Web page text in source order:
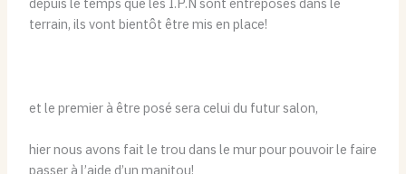
terrain, ils vont bientôt être mis en place!
et le premier à être posé sera celui du futur salon,
hier nous avons fait le trou dans le mur pour pouvoir le faire
passer à l’aide d’un manitou!